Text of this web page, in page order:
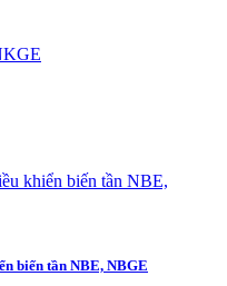
biến tần NBE, NBGE